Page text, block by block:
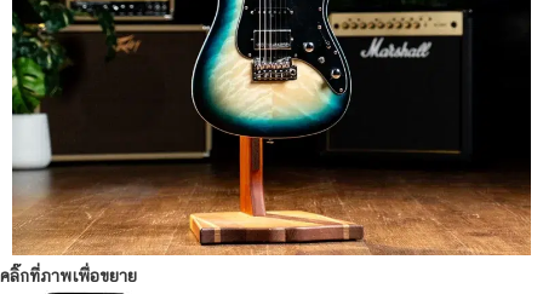
คลิ๊กที่ภาพเพื่อขยาย